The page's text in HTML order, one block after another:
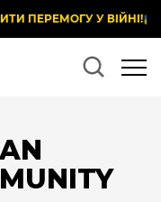
У ВІЙНІ!